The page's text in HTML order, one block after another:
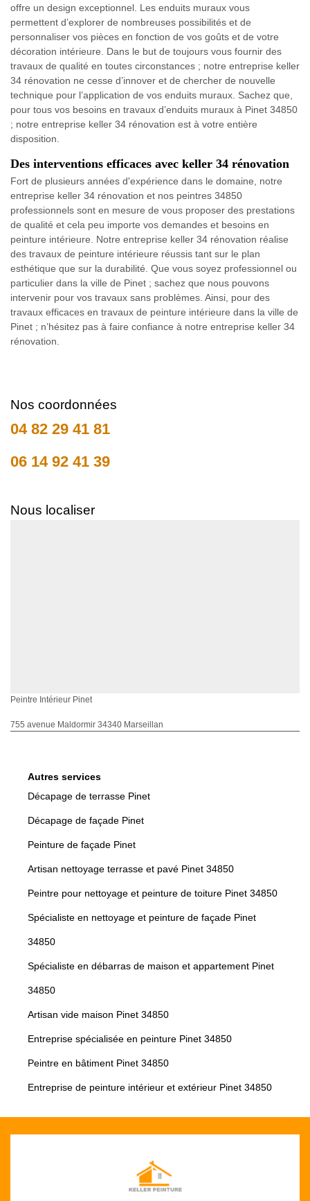
offre un design exceptionnel. Les enduits muraux vous
permettent d’explorer de nombreuses possibilités et de
personnaliser vos pièces en fonction de vos goûts et de votre
décoration intérieure. Dans le but de toujours vous fournir des
travaux de qualité en toutes circonstances ; notre entreprise keller
34 rénovation ne cesse d’innover et de chercher de nouvelle
technique pour l’application de vos enduits muraux. Sachez que,
pour tous vos besoins en travaux d’enduits muraux à Pinet 34850
; notre entreprise keller 34 rénovation est à votre entière
disposition.
Des interventions efficaces avec keller 34 rénovation
Fort de plusieurs années d'expérience dans le domaine, notre
entreprise keller 34 rénovation et nos peintres 34850
professionnels sont en mesure de vous proposer des prestations
de qualité et cela peu importe vos demandes et besoins en
peinture intérieure. Notre entreprise keller 34 rénovation réalise
des travaux de peinture intérieure réussis tant sur le plan
esthétique que sur la durabilité. Que vous soyez professionnel ou
particulier dans la ville de Pinet ; sachez que nous pouvons
intervenir pour vos travaux sans problèmes. Ainsi, pour des
travaux efficaces en travaux de peinture intérieure dans la ville de
Pinet ; n’hésitez pas à faire confiance à notre entreprise keller 34
rénovation.
Nos coordonnées
04 82 29 41 81
06 14 92 41 39
Nous localiser
Peintre Intérieur Pinet
755 avenue Maldormir 34340 Marseillan
Autres services
Décapage de terrasse Pinet
Décapage de façade Pinet
Peinture de façade Pinet
Artisan nettoyage terrasse et pavé Pinet 34850
Peintre pour nettoyage et peinture de toiture Pinet 34850
Spécialiste en nettoyage et peinture de façade Pinet
34850
Spécialiste en débarras de maison et appartement Pinet
34850
Artisan vide maison Pinet 34850
Entreprise spécialisée en peinture Pinet 34850
Peintre en bâtiment Pinet 34850
Entreprise de peinture intérieur et extérieur Pinet 34850